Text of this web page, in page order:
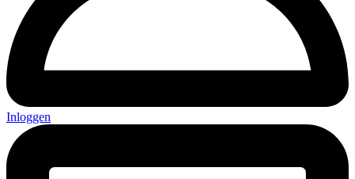
Inloggen